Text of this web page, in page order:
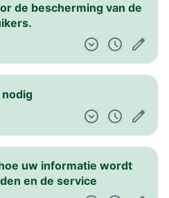
de bescherming van de
uw informatie wordt
en de service